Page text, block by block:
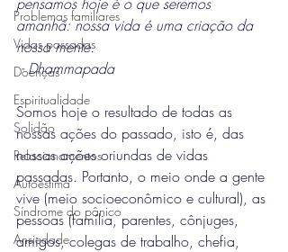
Problemas familiares
Vidas passadas
Doenças
Espiritualidade
Solidão
Relacionamentos
Autoestima
Síndrome do pânico
Ansiedade
amanhã: nossa vida é uma criação da
nossa mente.
- Dhammapada
Somos hoje o resultado de todas as
nossas ações do passado, isto é, das
nossas ações oriundas de vidas
passadas. Portanto, o meio onde a gente
vive (meio socioeconômico e cultural), as
pessoas (família, parentes, cônjuges,
amigos, colegas de trabalho, chefia,